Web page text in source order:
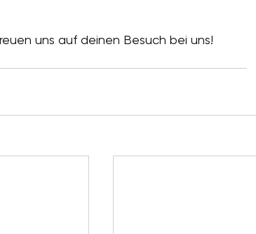
uns auf deinen Besuch bei uns!